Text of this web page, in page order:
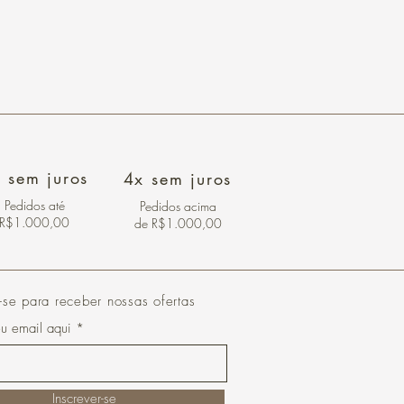
sem juros
Pedidos até
R$1.000,00
4x sem juros
Pedidos acima
de R$1.000,00
para receber nossas ofertas
email aqui
Inscrever-se